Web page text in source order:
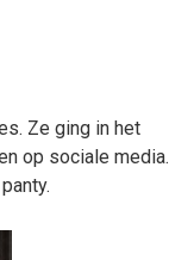
Ze ging in het
op sociale media.